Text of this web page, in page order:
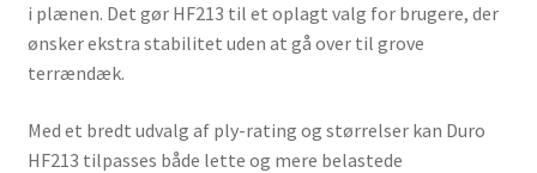
i plænen. Det gør HF213 til et oplagt valg for brugere, der
ønsker ekstra stabilitet uden at gå over til grove
terrændæk.
Med et bredt udvalg af ply-rating og størrelser kan Duro
HF213 tilpasses både lette og mere belastede